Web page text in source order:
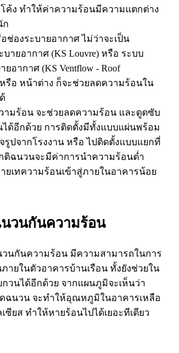
ค้ง ทำให้ค่าความร้อนมีความแตกต่าง
ก
ช่องระบายอากาศไม่ว่าจะเป็น
บายอากาศ (KS Louvre) หรือ ระบบ
ยอากาศ (KS Ventflow - Roof
หรือ หน้าต่าง ก็จะช่วยลดความร้อนใน
ามร้อน จะช่วยลดความร้อน และดูดซับ
ได้อีกด้วย การติดตั้งมีทั้งแบบแผ่นพร้อม
รูปจากโรงงาน หรือ ไปติดตั้งแบบแยกที่
ติฉนวนจะมีค่าการนำความร้อนต่ำ
ยเทความร้อนเข้าสู่ภายในอาคารน้อย
วนกันความร้อน
นกันความร้อน มีความสามารถในการ
ายในตัวอาคารบ้านเรือน ทั้งยังช่วยใน
กวนได้อีกด้วย จากแผนภูมิจะเห็นว่า
ฉนวน จะทำให้อุณหภูมิในอาคารเหลือ
เซียส ทำให้หายร้อนไปได้เยอะทีเดียว